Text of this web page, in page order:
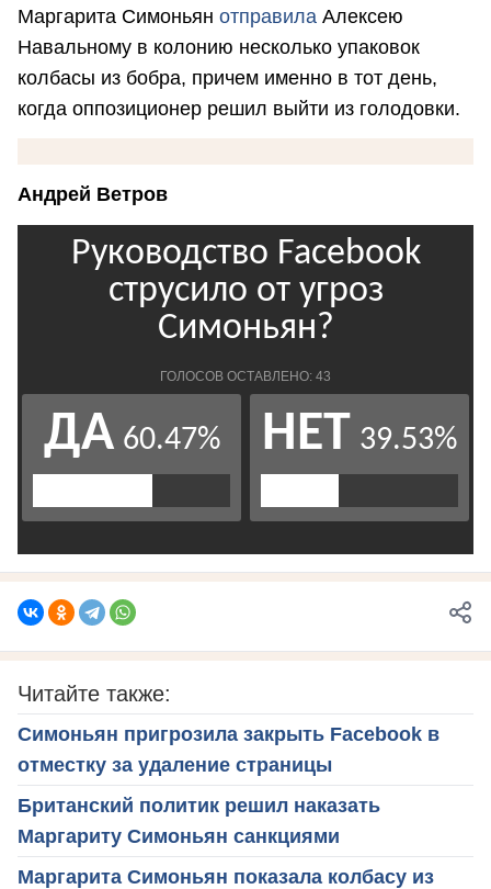
Маргарита Симоньян отправила Алексею
Навальному в колонию несколько упаковок
колбасы из бобра, причем именно в тот день,
когда оппозиционер решил выйти из голодовки.
Андрей Ветров
Читайте также:
Симоньян пригрозила закрыть Facebook в
отместку за удаление страницы
Британский политик решил наказать
Маргариту Симоньян санкциями
Маргарита Симоньян показала колбасу из